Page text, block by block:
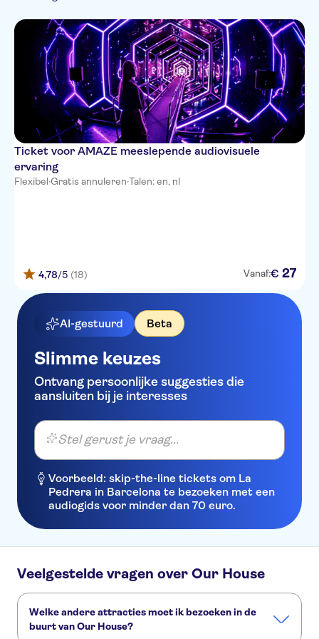
Skip the line
Ticket voor AMAZE meeslepende audiovisuele
ervaring
Flexibel·Gratis annuleren·Talen: en, nl
4,78/5 (18) Vanaf:€ 27
AI-gestuurd Beta
Slimme keuzes
Ontvang persoonlijke suggesties die
aansluiten bij je interesses
Stel gerust je vraag...
Voorbeeld: skip-the-line tickets om La
Pedrera in Barcelona te bezoeken met een
audiogids voor minder dan 70 euro.
Veelgestelde vragen over Our House
Welke andere attracties moet ik bezoeken in de
buurt van Our House?